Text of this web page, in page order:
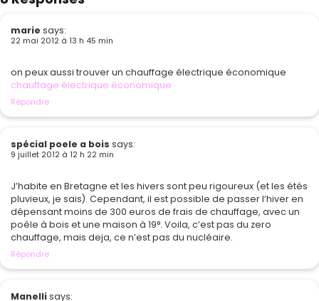
marie says:
22 mai 2012 à 13 h 45 min
on peux aussi trouver un chauffage électrique économique
chauffage électrique économique
Répondre
spécial poele a bois says:
9 juillet 2012 à 12 h 22 min
J’habite en Bretagne et les hivers sont peu rigoureux (et les étés
pluvieux, je sais). Cependant, il est possible de passer l’hiver en
dépensant moins de 300 euros de frais de chauffage, avec un
poêle à bois et une maison à 19°. Voila, c’est pas du zero
chauffage, mais deja, ce n’est pas du nucléaire.
Répondre
Manellisays: